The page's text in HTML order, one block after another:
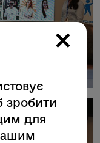
×
зробити
для